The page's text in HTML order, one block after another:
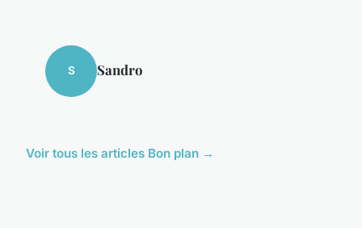
S Sandro
Voir tous les articles Bon plan →